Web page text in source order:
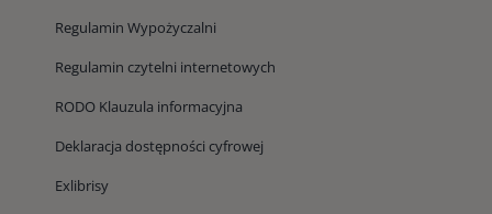
Regulamin Wypożyczalni
Regulamin czytelni internetowych
RODO Klauzula informacyjna
Deklaracja dostępności cyfrowej
Exlibrisy